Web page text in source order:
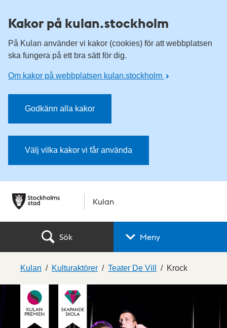
Kakor på kulan.stockholm
På Kulan använder vi kakor (cookies) för att webbplatsen
ska fungera på ett bra sätt för dig.
Om kakor på webbplatsen kulan.stockholm
Godkänn alla kakor
Välj vilka kakor vi får använda
Kulan
Sök Meny
Kulan Kulturaktörer Teater De Vill Krock